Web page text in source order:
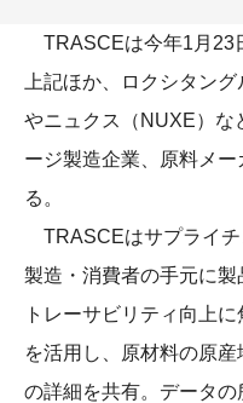
TRASCEは今年1月23
上記ほか、ロクシタン
やニュクス（NUXE）な
ージ製造企業、原料メ
る。
TRASCEはサプライチ
製造・消費者の手元に
トレーサビリティ向上
を活用し、原材料の原
の詳細を共有。データの